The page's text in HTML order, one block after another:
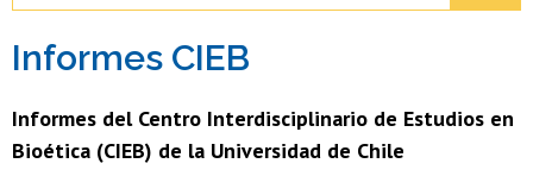
Egresadas/os
Informes CIEB
Informes del Centro Interdisciplinario de Estudios en
Bioética (CIEB) de la Universidad de Chile